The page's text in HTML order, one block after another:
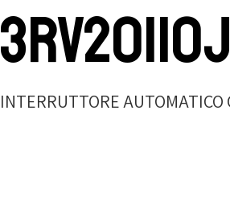
INTERRUTTORE AUTOMATICO